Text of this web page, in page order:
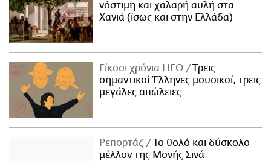
νόστιμη και χαλαρή αυλή στα
Χανιά (ίσως και στην Ελλάδα)
Είκοσι χρόνια LIFO
Tρεις
σημαντικοί Έλληνες μουσικοί, τρεις
μεγάλες απώλειες
Ρεπορτάζ
Το θολό και δύσκολο
μέλλον της Μονής Σινά